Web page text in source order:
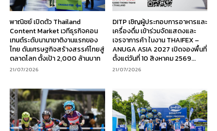
พาณิชย์ เปิดตัว Thailand
Content Market เวทีธุรกิจคอน
เทนต์ระดับนานาชาติงานแรกของ
ไทย ดันเศรษฐกิจสร้างสรรค์ไทยสู่
ตลาดโลก ตั้งเป้า 2,000 ล้านบาท
21/07/2026
DITP เชิญผู้ประกอบการอาหารและ
เครื่องดื่ม เข้าร่วมจัดแสดงและ
เจรจาการค้า ในงาน THAIFEX –
ANUGA ASIA 2027 เปิดจองพื้นที่
ตั้งแต่วันที่ 10 สิงหาคม 2569...
21/07/2026